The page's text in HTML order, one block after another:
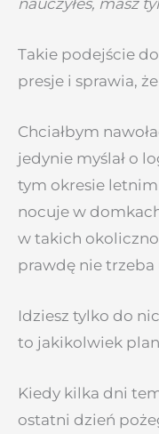
Takie podejście
presje i sprawia,
Chciałbym
jedynie myślał o
tym okresie
nocuje w
w takich
prawdę nie trzeba
Idziesz tylko do
to jakikolwiek
Kiedy kilka dni
ostatni dzień